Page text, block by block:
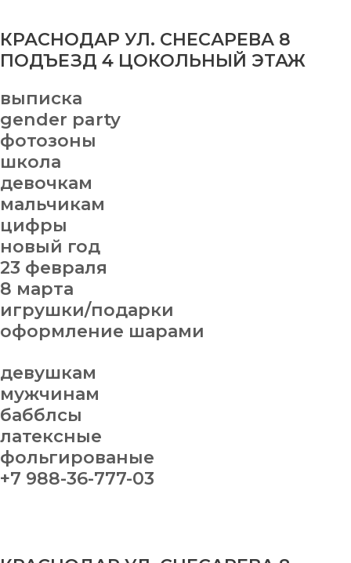
КРАСНОДАР УЛ. СНЕСАРЕВА 8
ПОДЪЕЗД 4 ЦОКОЛЬНЫЙ ЭТАЖ
выписка
gender party
фотозоны
школа
девочкам
мальчикам
цифры
новый год
23 февраля
8 марта
игрушки/подарки
оформление шарами
девушкам
мужчинам
бабблсы
латексные
фольгированые
+7 988-36-777-03